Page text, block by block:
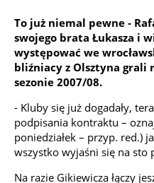
To już niemal pewne -
swojego brata Łukasza i
występować we
bliźniacy z Olsztyna grali
sezonie 2007/08.
- Kluby się już dogadały,
podpisania kontraktu –
poniedziałek – przyp. red.)
wszystko wyjaśni się na sto
Na razie Gikiewicza łączy